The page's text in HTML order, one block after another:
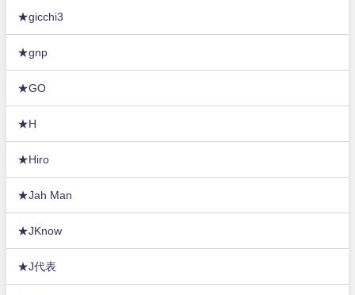
★gicchi3
★gnp
★GO
★H
★Hiro
★Jah Man
★JKnow
★J代表